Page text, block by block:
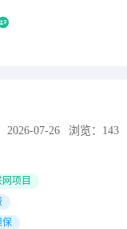
2026-07-26 浏览： 143
网项目
保